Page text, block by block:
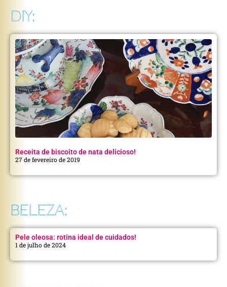
DIY:
Receita de biscoito de nata delicioso!
27 de fevereiro de 2019
BELEZA:
Pele oleosa: rotina ideal de cuidados!
1 de julho de 2024